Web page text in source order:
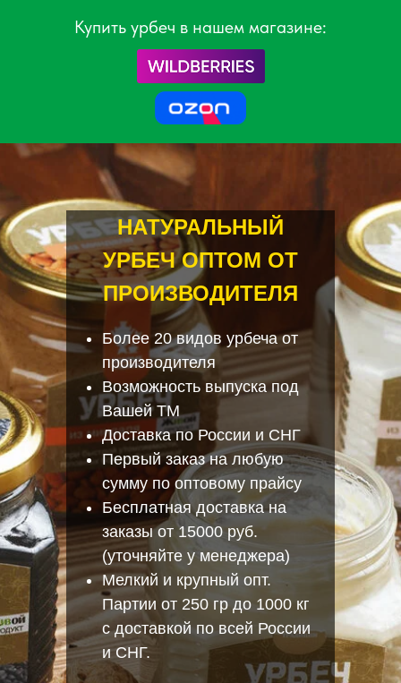
Купить урбеч в нашем магазине:
Более 20 видов урбеча от
производителя
Возможность выпуска под
Вашей ТМ
Доставка по России и СНГ
Первый заказ на любую
сумму по оптовому прайсу
Бесплатная доставка на
заказы от 15000 руб.
(уточняйте у менеджера)
Мелкий и крупный опт.
Партии от 250 гр до 1000 кг
с доставкой по всей России
и СНГ.
НАТУРАЛЬНЫЙ
УРБЕЧ ОПТОМ ОТ
ПРОИЗВОДИТЕЛЯ